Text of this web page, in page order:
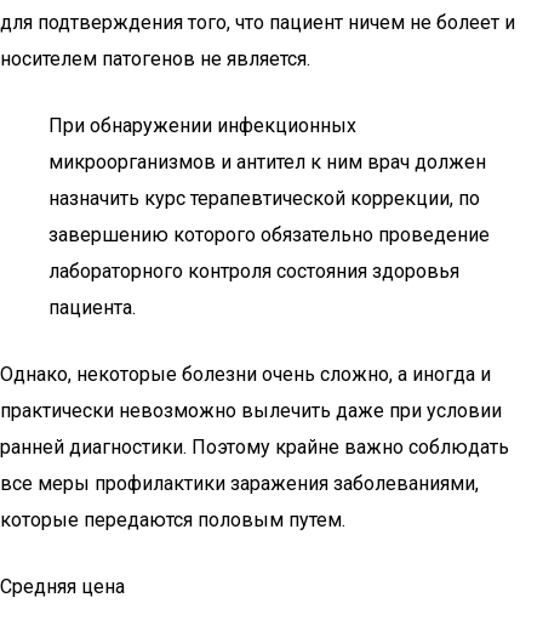
для подтверждения того, что пациент ничем не болеет и
носителем патогенов не является.
При обнаружении инфекционных
микроорганизмов и антител к ним врач должен
назначить курс терапевтической коррекции, по
завершению которого обязательно проведение
лабораторного контроля состояния здоровья
пациента.
Однако, некоторые болезни очень сложно, а иногда и
практически невозможно вылечить даже при условии
ранней диагностики. Поэтому крайне важно соблюдать
все меры профилактики заражения заболеваниями,
которые передаются половым путем.
Средняя цена